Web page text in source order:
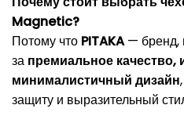
Magnetic?
Потому что PITAKA— бренд,
за премиальное качество,
минималистичный дизайн
защиту и выразительный